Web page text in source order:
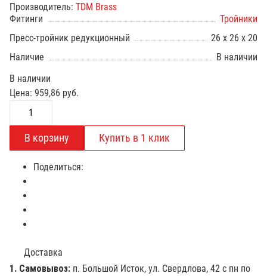
Производитель: TDM Brass
Фитинги
Тройники
Пресс-тройник редукционный
26 х 26 х 20
Наличие
В наличии
В наличии
Цена: 959,86 руб.
Поделиться:
Доставка
1. Самовывоз: п. Большой Исток, ул. Свердлова, 42 с пн по